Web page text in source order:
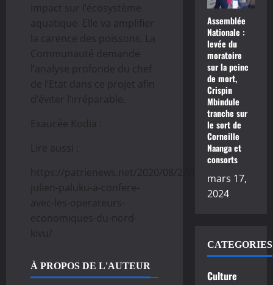
impact sur l’écosystème
aquatique. Elle va amplifier
la carence des poissons. La
Communauté demande
l’analyse profonde du chef
de l’Etat dans ce projet afin
d’éviter l’irréparable.
Exaucée Kodia :
Lire aussi :
https://patrienews.net/2020/08/27/industrie-
julien-paluku-a-confere-
avec-les-operateurs-
economiques-du-nord-
kivu/
À PROPOS DE L'AUTEUR
Assemblée
Nationale :
levée du
moratoire
sur la peine
de mort,
Crispin
Mbindule
tranche sur
le sort de
Corneille
Naanga et
consorts
mars 17,
2024
CATEGORIES
Culture